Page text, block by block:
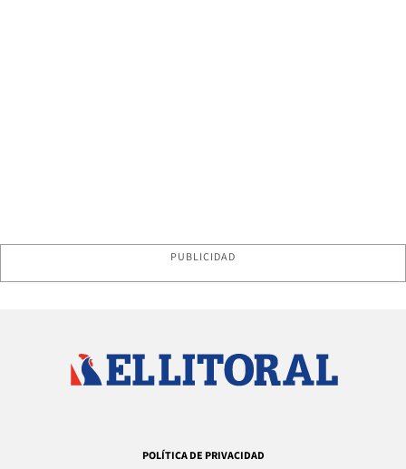
PUBLICIDAD
POLÍTICA DE PRIVACIDAD